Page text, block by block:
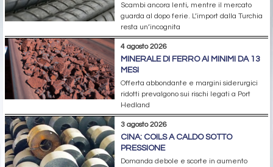
Scambi ancora lenti, mentre il mercato
guarda al dopo ferie. L’import dalla Turchia
resta un’incognita
4 agosto 2026
MINERALE DI FERRO AI MINIMI DA 13
MESI
Offerta abbondante e margini siderurgici
ridotti prevalgono sui rischi legati a Port
Hedland
3 agosto 2026
CINA: COILS A CALDO SOTTO
PRESSIONE
Domanda debole e scorte in aumento